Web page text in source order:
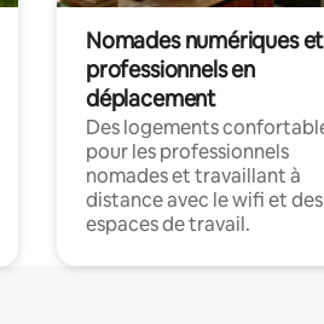
Nomades numériques et
professionnels en
déplacement
Des logements
pour les professionnels
nomades et travaillant à
distance avec le wifi et des
espaces de travail.